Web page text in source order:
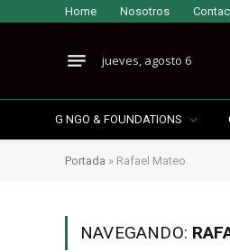
Home Nosotros
jueves, agosto 6
G NGO & FOUNDATIONS
Portada » Rafael Mateo
NAVEGANDO: